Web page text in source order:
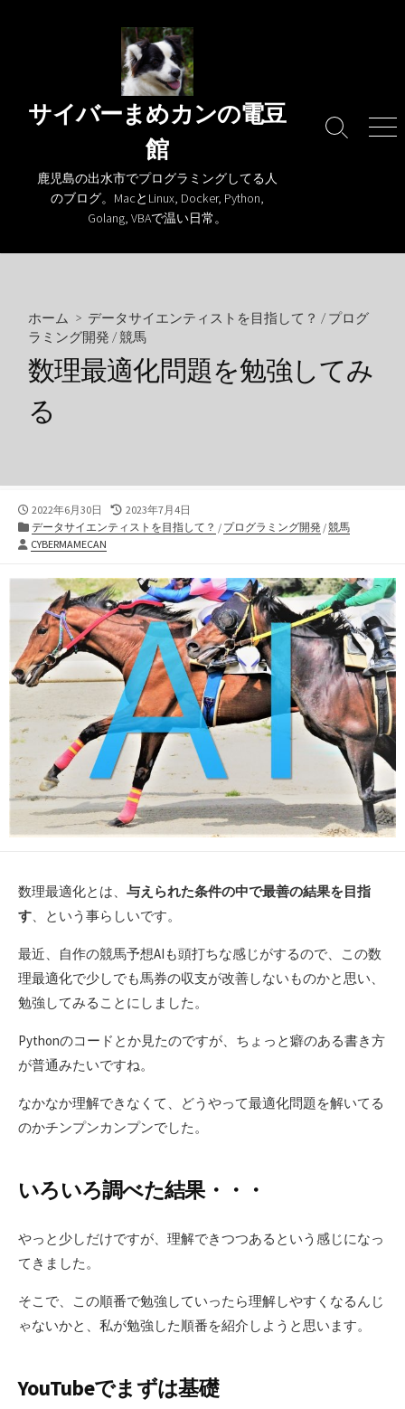
サイバーまめカンの電豆
館
鹿児島の出水市でプログラミングしてる人
のブログ。MacとLinux, Docker, Python,
Golang, VBAで温い日常。
検
メ
ホーム > データサイエンティストを目指して？ /プログ
ラミング開発 /競馬
数理最適化問題を勉強してみ
る
公
開
日
2022年6月30日
最
終
日
2023年7月4日
カ
テ
リ
データサイエンティストを目指して？ / プログラミング開発 /競馬
投
者
CYBERMAMECAN
数理最適化とは、 与えられた条件の中で最善の結果を目指
す、という事らしいです。
最近、自作の競馬予想AIも頭打ちな感じがするので、この数
理最適化で少しでも馬券の収支が改善しないものかと思い、
勉強してみることにしました。
Pythonのコードとか見たのですが、ちょっと癖のある書き方
が普通みたいですね。
なかなか理解できなくて、どうやって最適化問題を解いてる
のかチンプンカンプンでした。
いろいろ調べた結果・・・
やっと少しだけですが、理解できつつあるという感じになっ
てきました。
そこで、この順番で勉強していったら理解しやすくなるんじ
ゃないかと、私が勉強した順番を紹介しようと思います。
YouTubeでまずは基礎